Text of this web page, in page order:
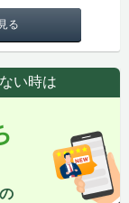
る
い時は